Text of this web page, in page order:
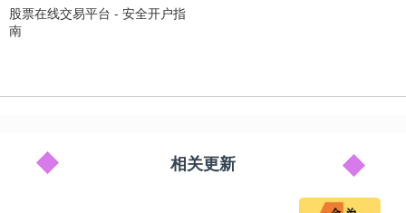
股票在线交易平台 - 安全开户指
南
相关更新